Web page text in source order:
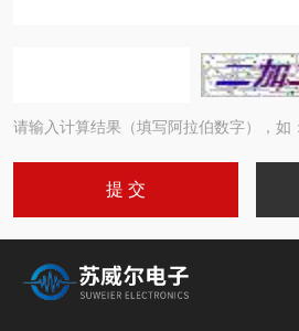
请输入计算结果（填写阿拉伯数字），如